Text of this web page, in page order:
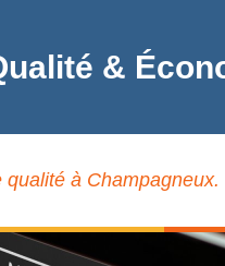
&
à Champagneux.